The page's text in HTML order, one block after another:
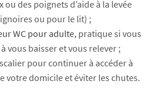
ou des poignets d’aide à la levée
ou pour le lit) ;
WC pour adulte, pratique si vous
vous baisser et vous relever ;
pour continuer à accéder à
votre domicile et éviter les chutes.